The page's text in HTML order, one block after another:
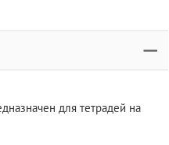
для тетрадей на